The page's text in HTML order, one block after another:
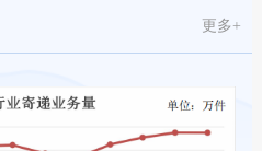
更多+